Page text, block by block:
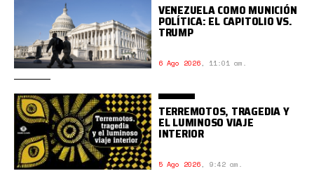
VENEZUELA COMO MUNICIÓN
POLÍTICA: EL CAPITOLIO VS.
TRUMP
6 Ago 2026, 11:01 am.
TERREMOTOS, TRAGEDIA Y
EL LUMINOSO VIAJE
INTERIOR
5 Ago 2026, 9:42 am.